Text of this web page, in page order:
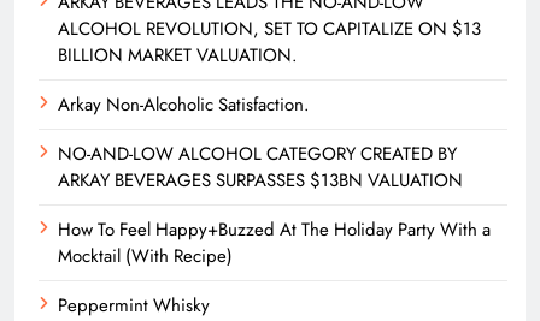
ALCOHOL REVOLUTION, SET TO CAPITALIZE ON $13
BILLION MARKET VALUATION.
Arkay Non-Alcoholic Satisfaction.
NO-AND-LOW ALCOHOL CATEGORY CREATED BY
ARKAY BEVERAGES SURPASSES $13BN VALUATION
How To Feel Happy+Buzzed At The Holiday Party With a
Mocktail (With Recipe)
Peppermint Whisky